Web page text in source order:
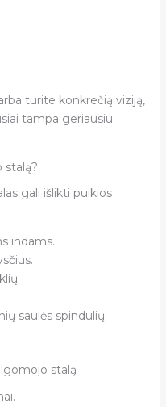
turite konkrečią viziją,
tampa geriausiu
stalą?
gali išlikti puikios
indams.
saulės spindulių
stalą